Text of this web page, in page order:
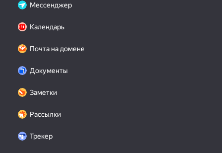
Мессенджер
Календарь
Почта на домене
Документы
Заметки
Рассылки
Трекер